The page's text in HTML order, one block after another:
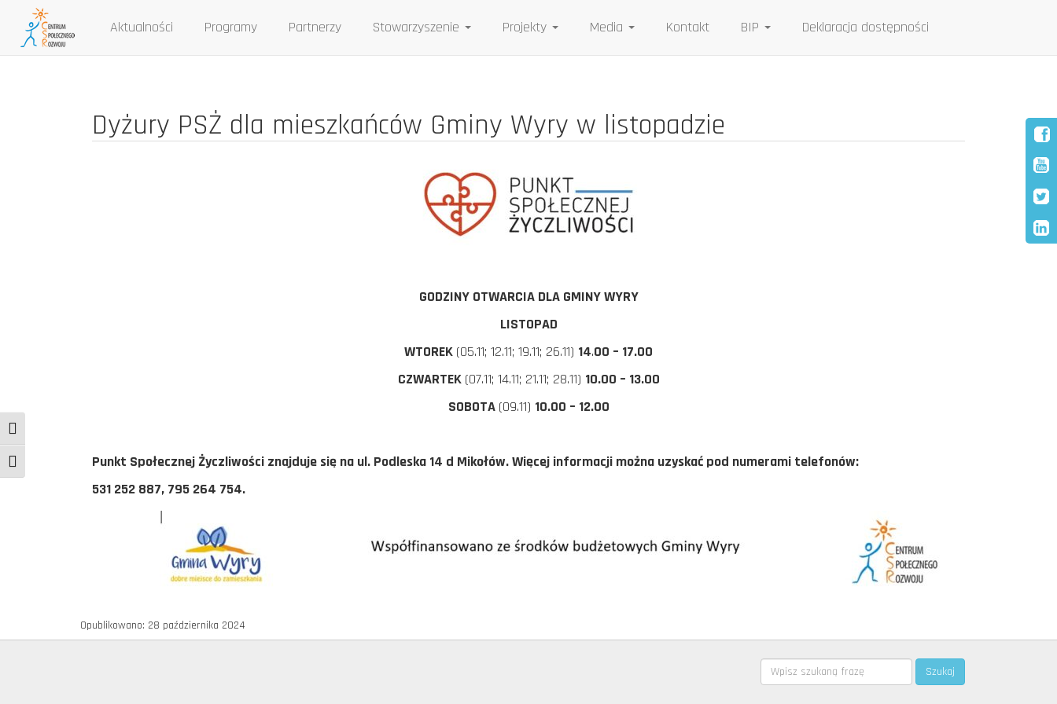
Toggle High Contrast
Toggle Font size
Aktualności Programy Partnerzy Stowarzyszenie Projekty Media Kontakt BIP Deklaracja dostępności
Dyżury PSŻ dla mieszkańców Gminy Wyry w listopadzie
GODZINY OTWARCIA DLA GMINY WYRY
LISTOPAD
WTOREK (05.11; 12.11; 19.11; 26.11) 14.00 – 17.00
CZWARTEK (07.11; 14.11; 21.11; 28.11) 10.00 – 13.00
SOBOTA (09.11) 10.00 – 12.00
Punkt Społecznej Życzliwości znajduje się na ul. Podleska 14 d Mikołów. Więcej informacji można uzyskać pod numerami telefonów:
531 252 887, 795 264 754.
Opublikowano: 28 października 2024
Search Szukaj